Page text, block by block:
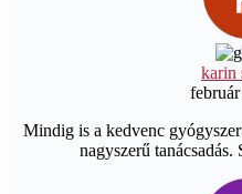
karin
Mindig is a kedvenc
nagyszerű